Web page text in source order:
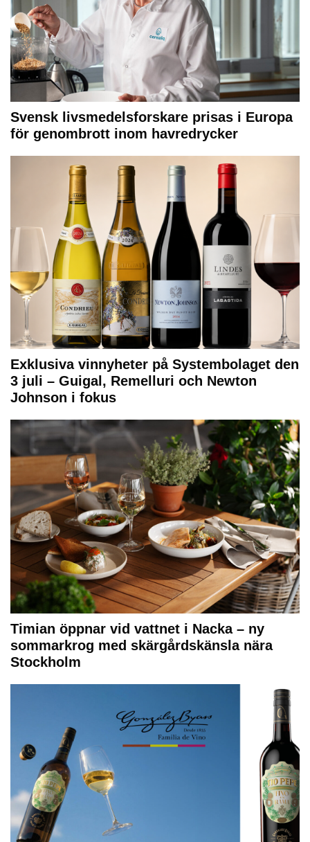
Svensk livsmedelsforskare prisas i Europa
för genombrott inom havredrycker
Exklusiva vinnyheter på Systembolaget den
3 juli – Guigal, Remelluri och Newton
Johnson i fokus
Timian öppnar vid vattnet i Nacka – ny
sommarkrog med skärgårdskänsla nära
Stockholm